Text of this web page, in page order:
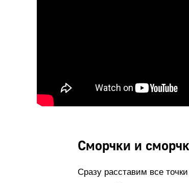
Сморчки и
Сразу расставим все